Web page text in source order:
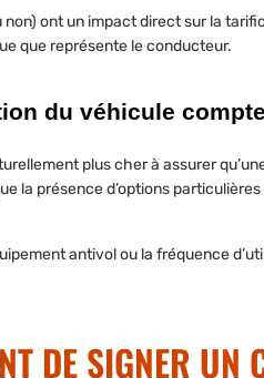
ont un impact direct sur la
que représente le conducteur.
du véhicule
plus cher à assurer
la présence d’options
antivol ou la fréquence
DE SIGNER UN